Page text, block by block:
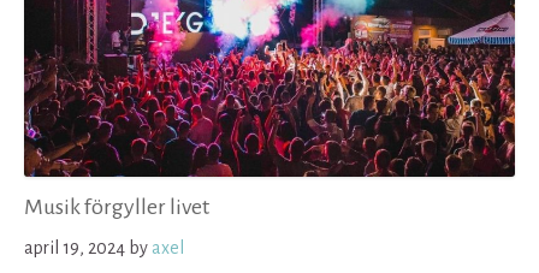
Musik förgyller livet
april 19, 2024 by axel